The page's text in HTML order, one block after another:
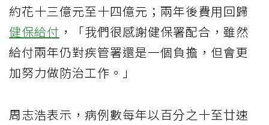
約花十三億元至十四億元；兩年後費用回歸
健保給付 ，「我們很感謝健保署配合，雖然
給付兩年仍對疾管署還是一個負擔，但會更
加努力做防治工作。」
周志浩表示，病例數每年以百分之十至廿速